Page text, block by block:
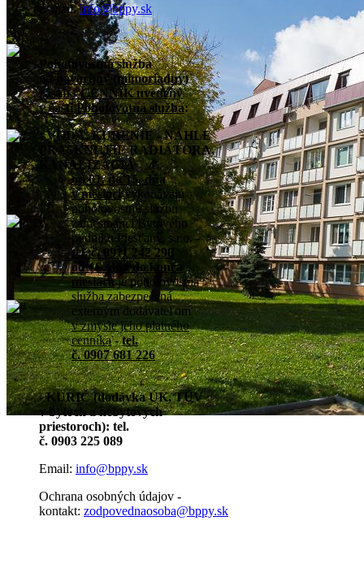
E-mail:info@bppy.sk
Pohotovostná služba
nahavarijný (mimoriadny)
zásah - CENNÍK uvedený
v časti Pohotovotná služba:
- VODA, KÚRENIE - NÁHLE
PRASKNUTIE RADIÁTORA,
KANALIZÁCIA
od 01. do 15. dňa
v mesiacivykonávajú
pohotovostnú službu
zamestnanci Bytového
podniku Piešťany, s.r.o. -
tel. č. 0911 242 290
od 16. dňa do konca
mesiacaje pohotovostná
služba zabezpečená
externým dodávateľom
v zmysle jeho platného
cenníka-tel.
č. 0907 681 226
- KURIČ (dodávka ÚK, TÚV
v bytoch a nebytových
priestoroch): tel.
č. 0903 225 089
Email: info@bppy.sk
Ochrana osobných údajov -
kontakt: zodpovednaosoba@bppy.sk